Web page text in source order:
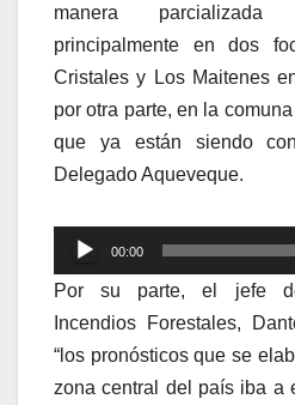
manera parcializada
principalmente en dos
Cristales y Los Maitenes
por otra parte, en la
que ya están siendo
Delegado Aqueveque.
Reproductor
de
00:00
Por su parte, el jefe
Incendios Forestales,
“los pronósticos que se
zona central del país iba a